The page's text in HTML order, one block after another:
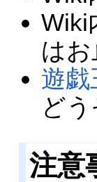
Wiki
はお
遊戯
どう
注意